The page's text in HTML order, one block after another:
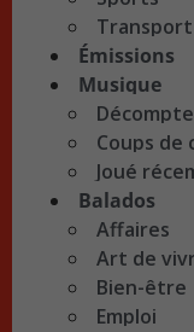
Émissions
Musique
Coups de
Joué
Balados
Affaires
Art de
Bien-être
Emploi